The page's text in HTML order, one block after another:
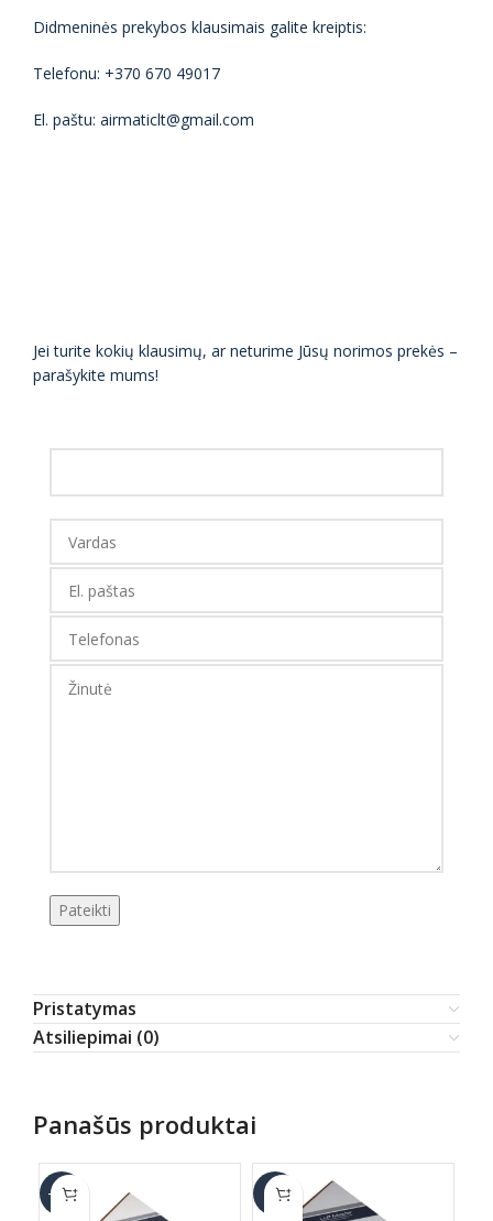
Didmeninės prekybos klausimais galite kreiptis:
Telefonu: +370 670 49017
El. paštu: airmaticlt@gmail.com
Jei turite kokių klausimų, ar neturime Jūsų norimos prekės –
parašykite mums!
Pristatymas
Atsiliepimai (0)
Panašūs produktai
-17% -6%